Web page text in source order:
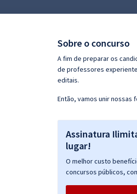
Questões grátis
Conteúdo gratuito
Sobre o concurso
A fim de preparar os
de professores
editais.
Então, vamos unir nossas
Assinatura
lugar!
O melhor custo
concursos públicos,